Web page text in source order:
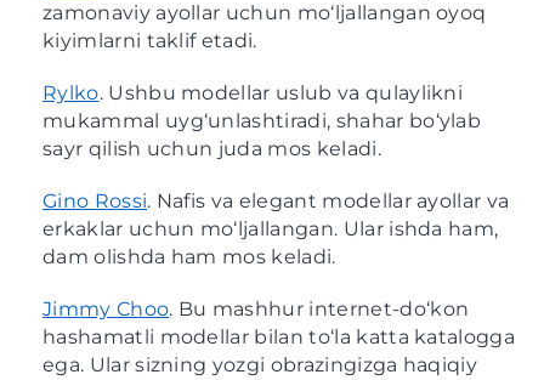
zamonaviy ayollar uchun mo‘ljallangan oyoq
kiyimlarni taklif etadi.
Rylko. Ushbu modellar uslub va qulaylikni
mukammal uyg‘unlashtiradi, shahar bo‘ylab
sayr qilish uchun juda mos keladi.
Gino Rossi. Nafis va elegant modellar ayollar va
erkaklar uchun mo‘ljallangan. Ular ishda ham,
dam olishda ham mos keladi.
Jimmy Choo. Bu mashhur internet-do‘kon
hashamatli modellar bilan to‘la katta katalogga
ega. Ular sizning yozgi obrazingizga haqiqiy